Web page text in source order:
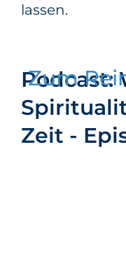
lassen.
Zum
Podcast:
Zeit -